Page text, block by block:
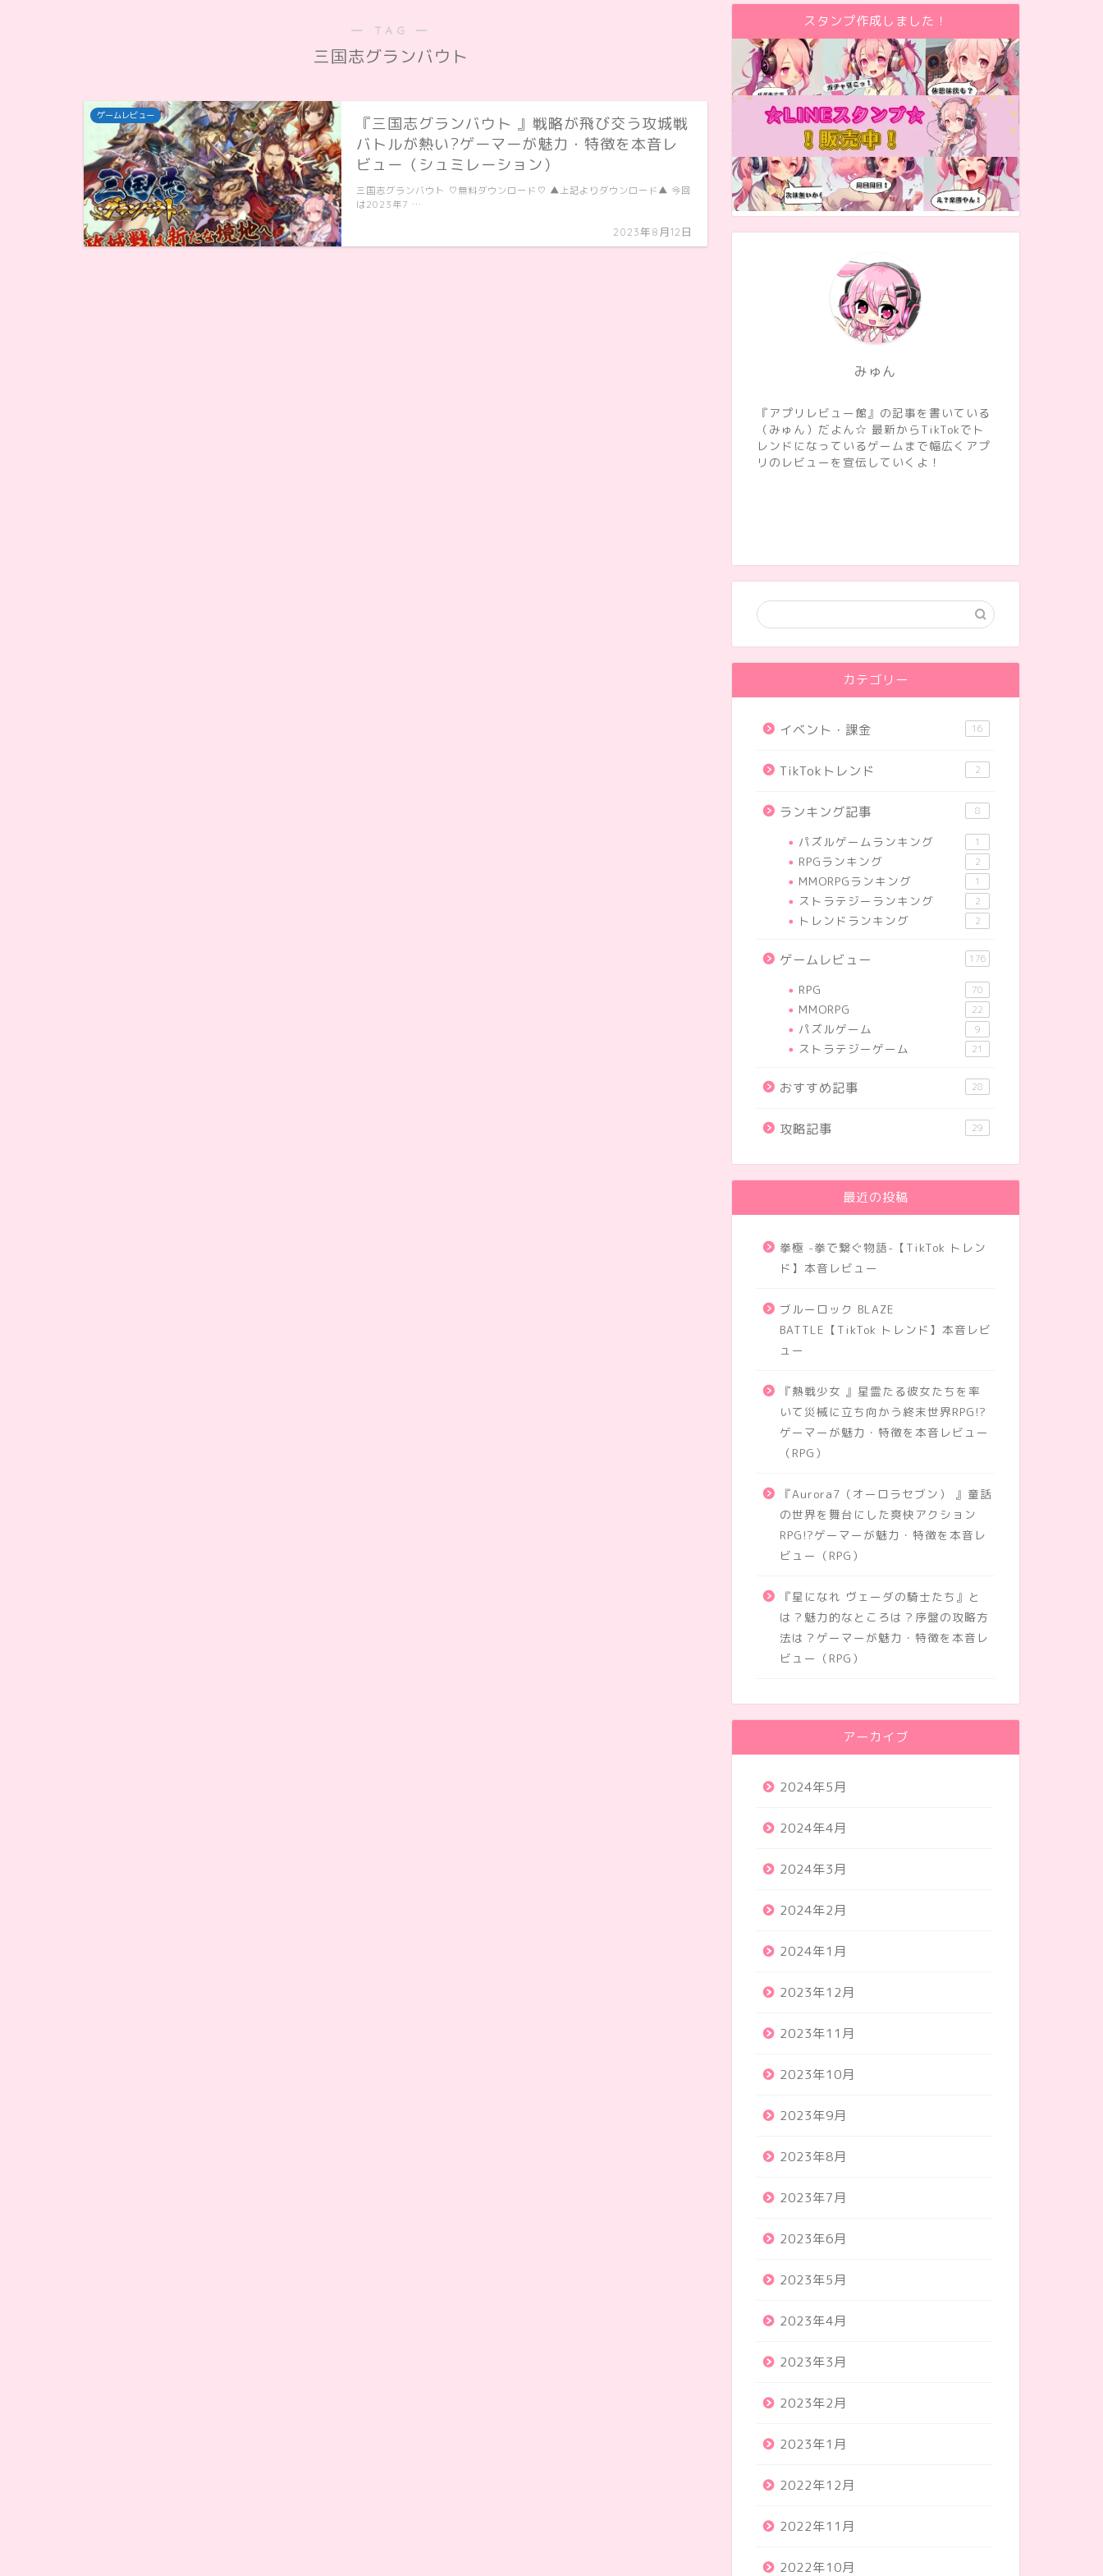
― TAG ―
三国志グランバウト
ゲームレビュー
『三国志グランバウト 』戦略が飛び交う攻城戦
バトルが熱い?ゲーマーが魅力・特徴を本音レ
ビュー（シュミレーション）
2023年8月12日
三国志グランバウト ♡無料ダウンロード♡ ▲上記よりダウンロード▲ 今回
は2023年7 …
スタンプ作成しました！
みゅん
『アプリレビュー館』の記事を書いている
（みゅん）だよん☆ 最新からTikTokでト
レンドになっているゲームまで幅広くアプ
リのレビューを宣伝していくよ！
カテゴリー
イベント・課金 16
TikTokトレンド 2
ランキング記事 8
パズルゲームランキング 1
RPGランキング 2
MMORPGランキング 1
ストラテジーランキング 2
トレンドランキング 2
ゲームレビュー 176
RPG 70
MMORPG 22
パズルゲーム 9
ストラテジーゲーム 21
おすすめ記事 28
攻略記事 29
最近の投稿
拳極 -拳で繋ぐ物語-【TikTok トレン
ド】本音レビュー
ブルーロック BLAZE
BATTLE【TikTok トレンド】本音レビ
ュー
『熱戦少女 』星霊たる彼女たちを率
いて災械に立ち向かう終末世界RPG!?
ゲーマーが魅力・特徴を本音レビュー
（RPG）
『Aurora7（オーロラセブン） 』童話
の世界を舞台にした爽快アクション
RPG!?ゲーマーが魅力・特徴を本音レ
ビュー（RPG）
『星になれ ヴェーダの騎士たち』と
は？魅力的なところは？序盤の攻略方
法は？ゲーマーが魅力・特徴を本音レ
ビュー（RPG）
アーカイブ
2024年5月
2024年4月
2024年3月
2024年2月
2024年1月
2023年12月
2023年11月
2023年10月
2023年9月
2023年8月
2023年7月
2023年6月
2023年5月
2023年4月
2023年3月
2023年2月
2023年1月
2022年12月
2022年11月
2022年10月